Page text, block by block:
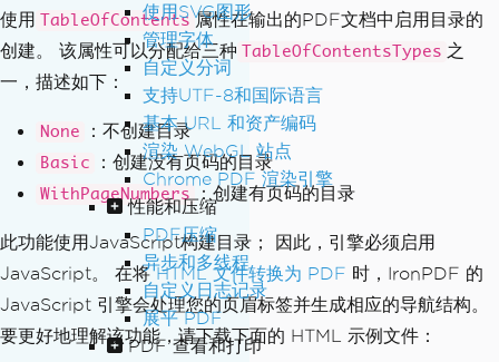
使用SVG图形
管理字体
自定义分词
支持UTF-8和国际语言
基本 URL 和资产编码
渲染 WebGL 站点
Chrome PDF 渲染引擎
性能和压缩
PDF压缩
异步和多线程
自定义日志记录
展平 PDF
PDF 查看和打印
使用 TableOfContents 属性在输出的PDF文档中启用目录的
创建。 该属性可以分配给三种
TableOfContentsTypes 之
一，描述如下：
None ：不创建目录
Basic ：创建没有页码的目录
WithPageNumbers ：创建有页码的目录
此功能使用JavaScript构建目录； 因此，引擎必须启用
JavaScript。 在将HTML 文件转换为 PDF 时，IronPDF 的
JavaScript 引擎会处理您的页眉标签并生成相应的导航结构。
要更好地理解该功能，请下载下面的 HTML 示例文件：